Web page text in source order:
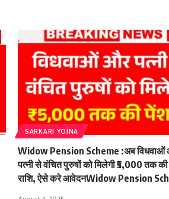
SARKARI YOJNA
Widow Pension Scheme :अब विधवाओं
पत्नी से वंचित पुरुषों को मिलेगी ₹5,000 तक
राशि, ऐसे करे आवेदनWidow Pension